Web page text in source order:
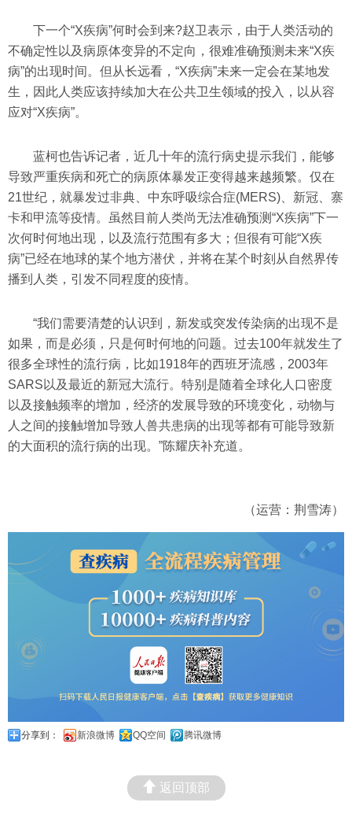
下一个“X疾病”何时会到来?赵卫表示，由于人类活动的
不确定性以及病原体变异的不定向，很难准确预测未来“X疾
病”的出现时间。但从长远看，“X疾病”未来一定会在某地发
生，因此人类应该持续加大在公共卫生领域的投入，以从容
应对“X疾病”。
蓝柯也告诉记者，近几十年的流行病史提示我们，能够
导致严重疾病和死亡的病原体暴发正变得越来越频繁。仅在
21世纪，就暴发过非典、中东呼吸综合症(MERS)、新冠、寨
卡和甲流等疫情。虽然目前人类尚无法准确预测“X疾病”下一
次何时何地出现，以及流行范围有多大；但很有可能“X疾
病”已经在地球的某个地方潜伏，并将在某个时刻从自然界传
播到人类，引发不同程度的疫情。
“我们需要清楚的认识到，新发或突发传染病的出现不是
如果，而是必须，只是何时何地的问题。过去100年就发生了
很多全球性的流行病，比如1918年的西班牙流感，2003年
SARS以及最近的新冠大流行。特别是随着全球化人口密度
以及接触频率的增加，经济的发展导致的环境变化，动物与
人之间的接触增加导致人兽共患病的出现等都有可能导致新
的大面积的流行病的出现。”陈耀庆补充道。
（运营：荆雪涛）
分享到： 新浪微博 QQ空间 腾讯微博
返回顶部